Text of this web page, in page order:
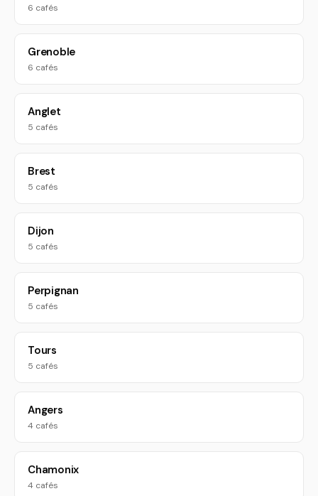
6 cafés
Grenoble
6 cafés
Anglet
5 cafés
Brest
5 cafés
Dijon
5 cafés
Perpignan
5 cafés
Tours
5 cafés
Angers
4 cafés
Chamonix
4 cafés